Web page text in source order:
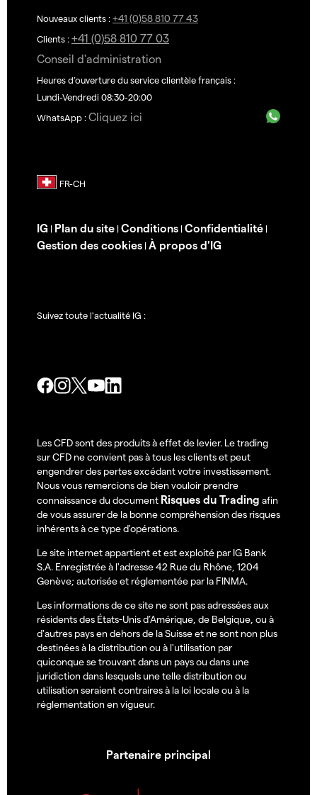
Nouveaux clients : +41 (0)58 810 77 43
Clients : +41 (0)58 810 77 03
Conseil d'administration
Heures d’ouverture du service clientèle français :
Lundi-Vendredi 08:30-20:00
WhatsApp : Cliquez ici
IG | Plan du site | Conditions | Confidentialité |
Gestion des cookies | À propos d'IG
Suivez toute l'actualité IG :
Les CFD sont des produits à effet de levier. Le trading
sur CFD ne convient pas à tous les clients et peut
engendrer des pertes excédant votre investissement.
Nous vous remercions de bien vouloir prendre
connaissance du document Risques du Trading afin
de vous assurer de la bonne compréhension des risques
inhérents à ce type d'opérations.
Le site internet appartient et est exploité par IG Bank
S.A. Enregistrée à l'adresse 42 Rue du Rhône, 1204
Genève; autorisée et réglementée par la FINMA.
Les informations de ce site ne sont pas adressées aux
résidents des États-Unis d’Amérique, de Belgique, ou à
d'autres pays en dehors de la Suisse et ne sont non plus
destinées à la distribution ou à l'utilisation par
quiconque se trouvant dans un pays ou dans une
juridiction dans lesquels une telle distribution ou
utilisation seraient contraires à la loi locale ou à la
réglementation en vigueur.
Partenaire principal